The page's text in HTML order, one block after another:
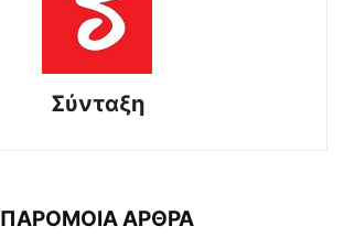
Σύνταξη
ΠΑΡΟΜΟΙΑ ΑΡΘΡΑ